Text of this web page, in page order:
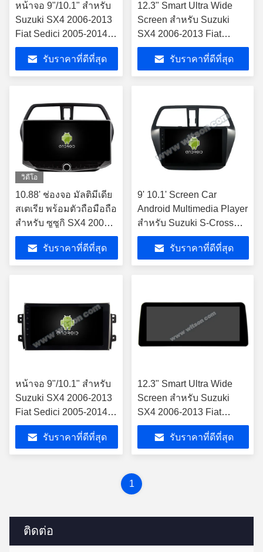
ติดต่อ
หน้าจอ 9"/10.1" สําหรับ
Suzuki SX4 2006-2013
Fiat Sedici 2005-2014
เครื่องเสียงสเตเรียรถ
รับราคาที่ดีที่สุด
12.3" Smart Ultra Wide
Screen สําหรับ Suzuki
SX4 2006-2013 Fiat
Sedici 2005-2014 เครื่อง
เสียงสเตเรียรถยนต์
รับราคาที่ดีที่สุด
วิดีโอ
10.88' ช่องจอ มัลติมีเดีย
สเตเรีย พร้อมตัวถือมือถือ
สําหรับ ซูซูกิ SX4 2006-
2013 GPS CarPlay
Player Multimed
รับราคาที่ดีที่สุด
9' 10.1' Screen Car
Android Multimedia Player
สําหรับ Suzuki S-Cross
SX4 2014-2017 2014 S
Cross
รับราคาที่ดีที่สุด
หน้าจอ 9"/10.1" สําหรับ
Suzuki SX4 2006-2013
Fiat Sedici 2005-2014
เครื่องเสียงสเตเรียรถ
รับราคาที่ดีที่สุด
12.3" Smart Ultra Wide
Screen สําหรับ Suzuki
SX4 2006-2013 Fiat
Sedici 2005-2014 เครื่อง
เสียงสเตเรียรถยนต์
รับราคาที่ดีที่สุด
1